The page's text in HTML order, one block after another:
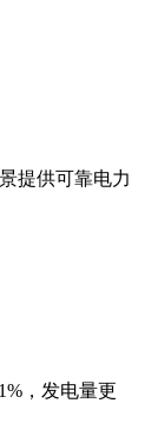
提供可靠电力
，发电量更